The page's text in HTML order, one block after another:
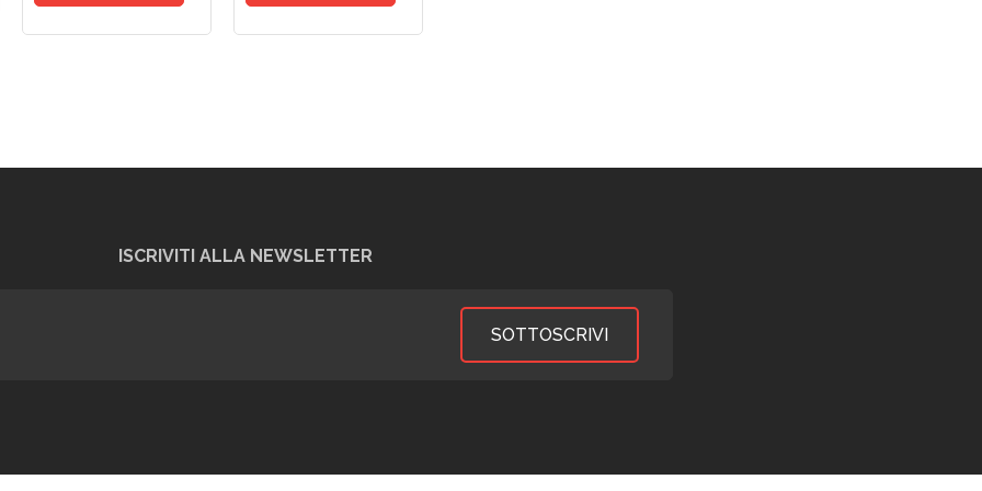
ISCRIVITI ALLA NEWSLETTER
SOTTOSCRIVI